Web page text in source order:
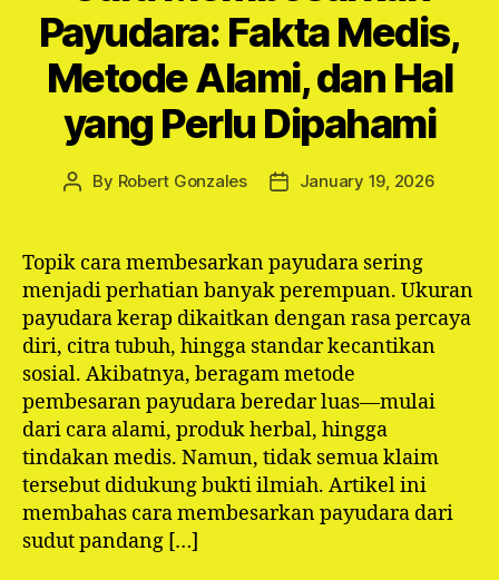
Payudara: Fakta Medis,
Metode Alami, dan Hal
yang Perlu Dipahami
Post
By Robert Gonzales
PostJanuary 19, 2026
Topik cara membesarkan payudara sering
menjadi perhatian banyak perempuan. Ukuran
payudara kerap dikaitkan dengan rasa percaya
diri, citra tubuh, hingga standar kecantikan
sosial. Akibatnya, beragam metode
pembesaran payudara beredar luas—mulai
dari cara alami, produk herbal, hingga
tindakan medis. Namun, tidak semua klaim
tersebut didukung bukti ilmiah. Artikel ini
membahas cara membesarkan payudara dari
sudut pandang […]